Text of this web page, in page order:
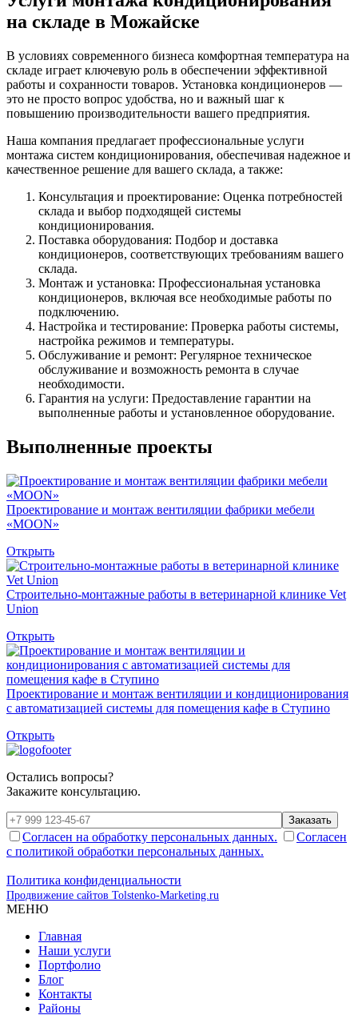
на складе в Можайске
В условиях современного бизнеса комфортная температура на
складе играет ключевую роль в обеспечении эффективной
работы и сохранности товаров. Установка кондиционеров —
это не просто вопрос удобства, но и важный шаг к
повышению производительности вашего предприятия.
Наша компания предлагает профессиональные услуги
монтажа систем кондиционирования, обеспечивая надежное и
качественное решение для вашего склада, а также:
Консультация и проектирование: Оценка потребностей
склада и выбор подходящей системы
кондиционирования.
Поставка оборудования: Подбор и доставка
кондиционеров, соответствующих требованиям вашего
склада.
Монтаж и установка: Профессиональная установка
кондиционеров, включая все необходимые работы по
подключению.
Настройка и тестирование: Проверка работы системы,
настройка режимов и температуры.
Обслуживание и ремонт: Регулярное техническое
обслуживание и возможность ремонта в случае
необходимости.
Гарантия на услуги: Предоставление гарантии на
выполненные работы и установленное оборудование.
Выполненные проекты
Проектирование и монтаж вентиляции фабрики мебели
«MOON»
Открыть
Строительно-монтажные работы в ветеринарной клинике Vet
Union
Открыть
Проектирование и монтаж вентиляции и кондиционирования
с автоматизацией системы для помещения кафе в Ступино
Открыть
Остались вопросы?
Закажите консультацию.
Заказать
Согласен на обработку персональных данных.
Согласен
с политикой обработки персональных данных.
Политика конфиденциальности
Продвижение сайтов Tolstenko-Marketing.ru
МЕНЮ
Главная
Наши услуги
Портфолио
Блог
Контакты
Районы